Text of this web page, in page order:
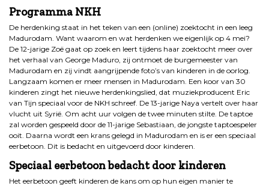
Programma NKH
De herdenking staat in het teken van een (online) zoektocht in een leeg
Madurodam. Want waarom en wat herdenken we eigenlijk op 4 mei?
De 12-jarige Zoë gaat op zoek en leert tijdens haar zoektocht meer over
het verhaal van George Maduro, zij ontmoet de burgemeester van
Madurodam en zij vindt aangrijpende foto’s van kinderen in de oorlog.
Langzaam komen er meer mensen in Madurodam. Een koor van 30
kinderen zingt het nieuwe herdenkingslied, dat muziekproducent Eric
van Tijn speciaal voor de NKH schreef. De 13-jarige Naya vertelt over haar
vlucht uit Syrië. Om acht uur volgen de twee minuten stilte. De taptoe
zal worden gespeeld door de 11-jarige Sebastiaan, de jongste taptoespeler
ooit. Daarna wordt een krans gelegd in Madurodam en is er een speciaal
eerbetoon. Dit is bedacht en uitgevoerd door kinderen.
Speciaal eerbetoon bedacht door kinderen
Het eerbetoon geeft kinderen de kans om op hun eigen manier te